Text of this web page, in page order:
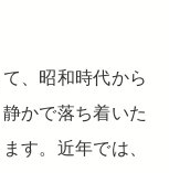
、昭和時代から
かで落ち着いた
す。近年では、